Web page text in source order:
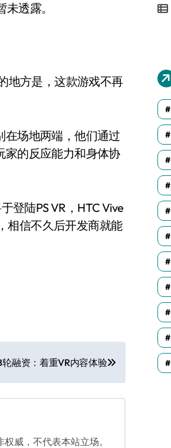
透露。
地方是，这款游戏不再
在场地两端，他们通过
家的反应能力和身体协
登陆PS VR，HTC Vive
相信不久后开发商就能
融资：着重VR内容体验
威，不代表本站立场。